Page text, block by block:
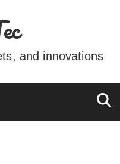
and innovations